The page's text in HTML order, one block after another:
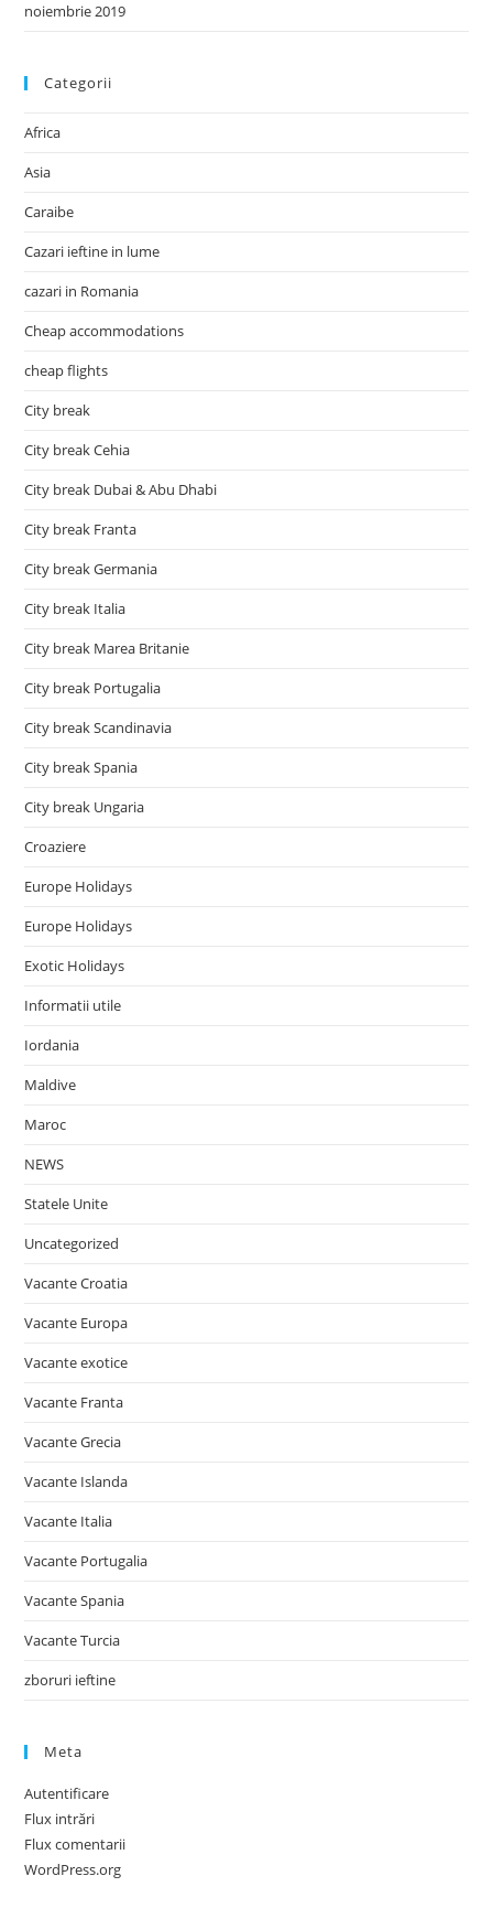
noiembrie 2019
Categorii
Africa
Asia
Caraibe
Cazari ieftine in lume
cazari in Romania
Cheap accommodations
cheap flights
City break
City break Cehia
City break Dubai & Abu Dhabi
City break Franta
City break Germania
City break Italia
City break Marea Britanie
City break Portugalia
City break Scandinavia
City break Spania
City break Ungaria
Croaziere
Europe Holidays
Europe Holidays
Exotic Holidays
Informatii utile
Iordania
Maldive
Maroc
NEWS
Statele Unite
Uncategorized
Vacante Croatia
Vacante Europa
Vacante exotice
Vacante Franta
Vacante Grecia
Vacante Islanda
Vacante Italia
Vacante Portugalia
Vacante Spania
Vacante Turcia
zboruri ieftine
Meta
Autentificare
Flux intrări
Flux comentarii
WordPress.org